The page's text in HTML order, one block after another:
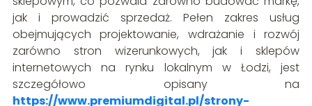
jak i prowadzić sprzedaż. Pełen zakres usług
obejmujących projektowanie, wdrażanie i rozwój
zarówno stron wizerunkowych, jak i sklepów
internetowych na rynku lokalnym w Łodzi, jest
szczegółowo opisany na
https://www.premiumdigital.pl/strony-